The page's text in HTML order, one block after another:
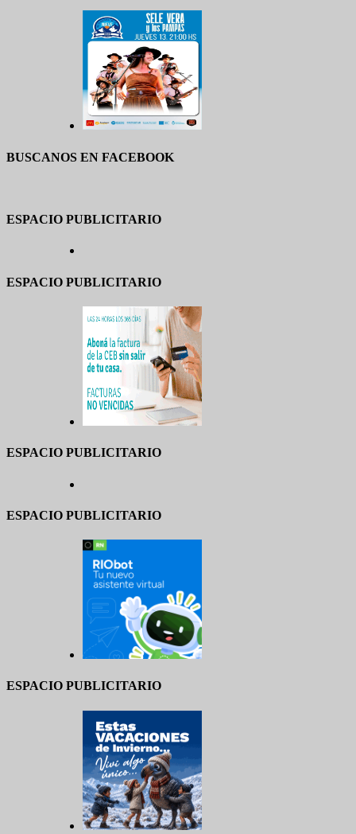
BUSCANOS EN FACEBOOK
ESPACIO PUBLICITARIO
ESPACIO PUBLICITARIO
ESPACIO PUBLICITARIO
ESPACIO PUBLICITARIO
ESPACIO PUBLICITARIO